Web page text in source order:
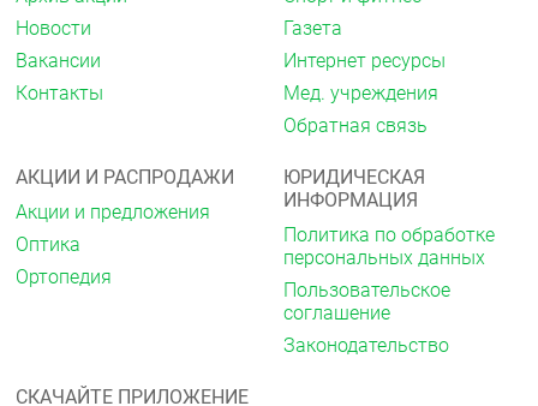
Новости
Вакансии
Контакты
Газета
Интернет ресурсы
Мед. учреждения
Обратная связь
АКЦИИ И РАСПРОДАЖИ
Акции и предложения
Оптика
Ортопедия
ЮРИДИЧЕСКАЯ
ИНФОРМАЦИЯ
Политика по обработке
персональных данных
Пользовательское
соглашение
Законодательство
СКАЧАЙТЕ ПРИЛОЖЕНИЕ